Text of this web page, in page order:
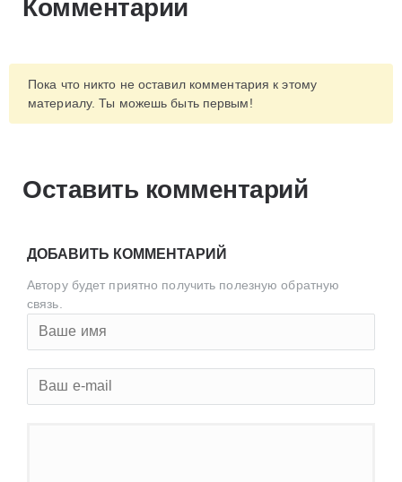
Комментарии
Пока что никто не оставил комментария к этому
материалу. Ты можешь быть первым!
Оставить комментарий
ДОБАВИТЬ КОММЕНТАРИЙ
Автору будет приятно получить полезную обратную
связь.